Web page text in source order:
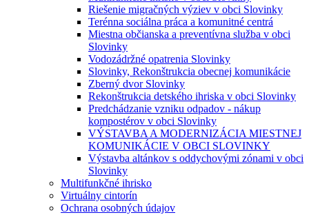
Riešenie migračných výziev v obci Slovinky
Terénna sociálna práca a komunitné centrá
Miestna občianska a preventívna služba v obci
Slovinky
Vodozádržné opatrenia Slovinky
Slovinky, Rekonštrukcia obecnej komunikácie
Zberný dvor Slovinky
Rekonštrukcia detského ihriska v obci Slovinky
Predchádzanie vzniku odpadov - nákup
kompostérov v obci Slovinky
VÝSTAVBA A MODERNIZÁCIA MIESTNEJ
KOMUNIKÁCIE V OBCI SLOVINKY
Výstavba altánkov s oddychovými zónami v obci
Slovinky
Multifunkčné ihrisko
Virtuálny cintorín
Ochrana osobných údajov